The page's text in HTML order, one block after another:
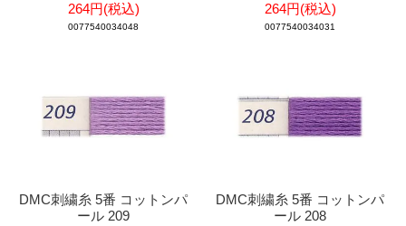
264円(税込)
0077540034048
264円(税込)
0077540034031
DMC刺繍糸 5番 コットンパ
ール 209
DMC刺繍糸 5番 コットンパ
ール 208